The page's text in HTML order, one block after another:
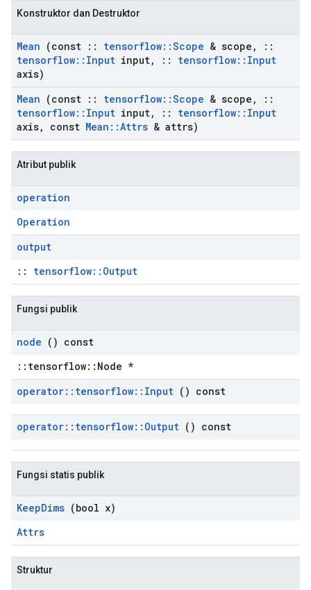
Konstruktor dan Destruktor
Mean (const :: tensorflow::Scope & scope ,
::
tensorflow:: Input input, :: tensorflow:: Input
axis)
Mean (const :: tensorflow::Scope & scope ,
::
tensorflow:: Input input, :: tensorflow:: Input
axis, const Mean ::Attrs & attrs)
Atribut publik
operation
Operation
output
:: tensorflow::Output
Fungsi publik
node () const
::tensorflow::Node *
operator:: tensorflow:: Input () const
operator:: tensorflow:: Output () const
Fungsi statis publik
KeepDims (bool x)
Attrs
Struktur